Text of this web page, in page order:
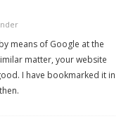
means of Google at the
matter, your website
I have bookmarked it in